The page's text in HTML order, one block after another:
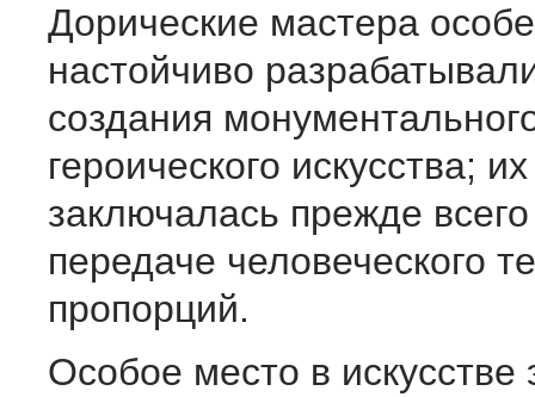
Дорические мастера
настойчиво
создания
героического искусства;
заключалась прежде
передаче человеческого
пропорций.
Особое место в искусстве